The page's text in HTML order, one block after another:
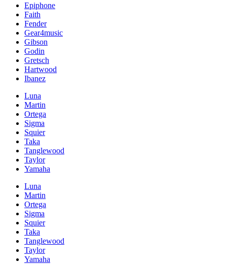
Epiphone
Faith
Fender
Gear4music
Gibson
Godin
Gretsch
Hartwood
Ibanez
Luna
Martin
Ortega
Sigma
Squier
Taka
Tanglewood
Taylor
Yamaha
Luna
Martin
Ortega
Sigma
Squier
Taka
Tanglewood
Taylor
Yamaha